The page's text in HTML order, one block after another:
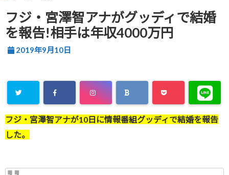
フジ・宮澤智アナがグッディで結婚
を報告!相手は年収4000万円
2019年9月10日
フジ・宮澤智アナが10日に情報番組グッディで結婚を報告
した。